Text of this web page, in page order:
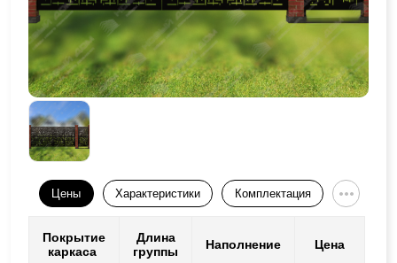
Цены Характеристики Комплектация
Покрытие
каркаса
Длина
группы
Наполнение Цена